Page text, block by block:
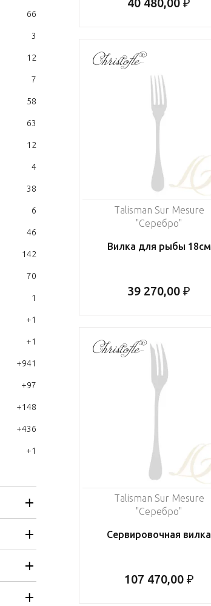
66
3
12
7
58
63
12
4
38
6
46
142
70
1
+1
+1
+941
+97
+148
+436
+1
40 480,00 ₽
Talisman Sur Mesure
"Серебро"
Вилка для рыбы 18см
39 270,00 ₽
Talisman Sur Mesure
"Серебро"
Сервировочная вилка
107 470,00 ₽